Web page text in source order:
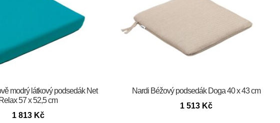
modrý látkový podsedák Net
Relax 57 x 52,5 cm
1 813 Kč
Nardi Béžový podsedák Doga 40 x 43 cm
1 513 Kč